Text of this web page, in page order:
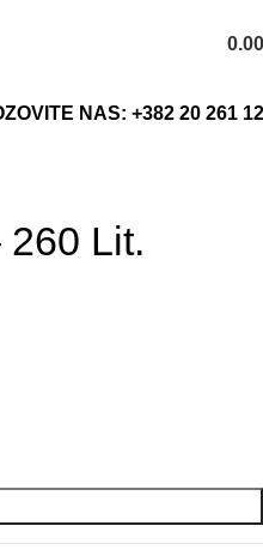
0.00
NAS: +382 20 261
Lit.